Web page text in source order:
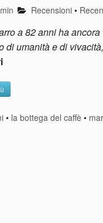
Recensioni •
a 82 anni ha
di umanità e di
• la bottega del caffè •